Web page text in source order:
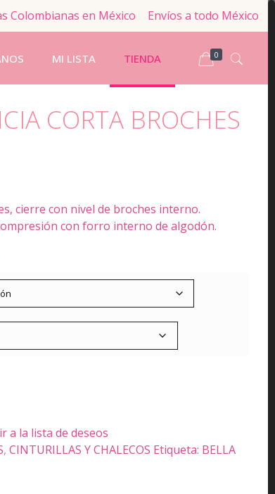
Colombianas en México Envíos a todo México
MI LISTA TIENDA 0
CORTA BROCHES
cierre con nivel de broches interno.
con forro interno de algodón.
a la lista de deseos
,CINTURILLAS Y CHALECOS Etiqueta: BELLA